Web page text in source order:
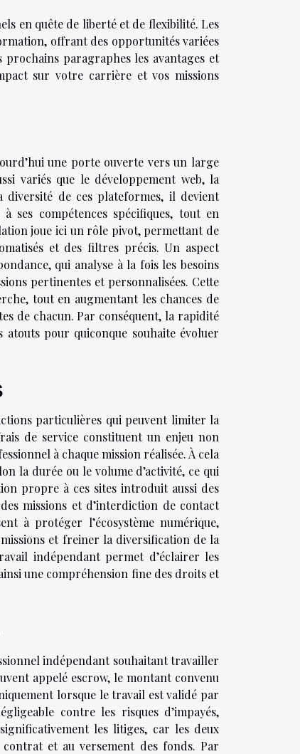
en quête de liberté et de flexibilité. Les
offrant des opportunités variées
paragraphes les avantages et
sur votre carrière et vos missions
une porte ouverte vers un large
variés que le développement web, la
de ces plateformes, il devient
ses compétences spécifiques, tout en
joue ici un rôle pivot, permettant de
et des filtres précis. Un aspect
qui analyse à la fois les besoins
pertinentes et personnalisées. Cette
tout en augmentant les chances de
de chacun. Par conséquent, la rapidité
atouts pour quiconque souhaite évoluer
particulières qui peuvent limiter la
de service constituent un enjeu non
à chaque mission réalisée. À cela
la durée ou le volume d’activité, ce qui
propre à ces sites introduit aussi des
missions et d’interdiction de contact
à protéger l’écosystème numérique,
et freiner la diversification de la
indépendant permet d’éclairer les
une compréhension fine des droits et
indépendant souhaitant travailler
appelé escrow, le montant convenu
lorsque le travail est validé par
contre les risques d’impayés,
les litiges, car les deux
et au versement des fonds. Par